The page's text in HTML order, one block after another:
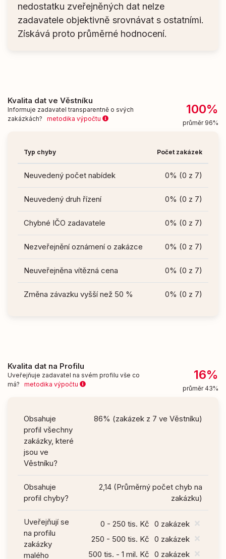
nedostatku zveřejněných dat nelze
zadavatele objektivně srovnávat s ostatními.
Získává proto průměrné hodnocení.
Kvalita dat ve Věstníku
Informuje zadavatel transparentně o svých
zakázkách? metodika výpočtu
100%
průměr 96%
Typ chyby Počet zakázek
Neuvedený počet nabídek 0% (0 z 7)
Neuvedený druh řízení 0% (0 z 7)
Chybné IČO zadavatele 0% (0 z 7)
Nezveřejnění oznámení o zakázce 0% (0 z 7)
Neuveřejněna vítězná cena 0% (0 z 7)
Změna závazku vyšší než 50 % 0% (0 z 7)
Kvalita dat na Profilu
Uveřejňuje zadavatel na svém profilu vše co
má? metodika výpočtu
16%
průměr 43%
Obsahuje
profil všechny
zakázky, které
jsou ve
Věstníku?
86% (zakázek z 7 ve Věstníku)
Obsahuje
profil chyby?
2,14 (Průměrný počet chyb na
zakázku)
Uveřejňují se
na profilu
zakázky
malého
0 - 250 tis. Kč 0 zakázek
250 - 500 tis. Kč 0 zakázek
500 tis. - 1 mil. Kč 0 zakázek